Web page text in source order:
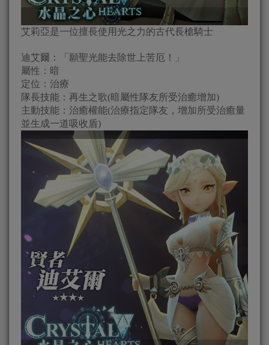
艾莉亞是一位擅長使用光之力的古代長槍騎士
迪艾爾：「願聖光能去除世上苦厄！」
屬性：暗
定位：治療
隊長技能：再生之歌(暗屬性隊友所受治癒增加)
主動技能：治癒權能(治療指定隊友，增加所受治癒量
並生成一道吸收盾)